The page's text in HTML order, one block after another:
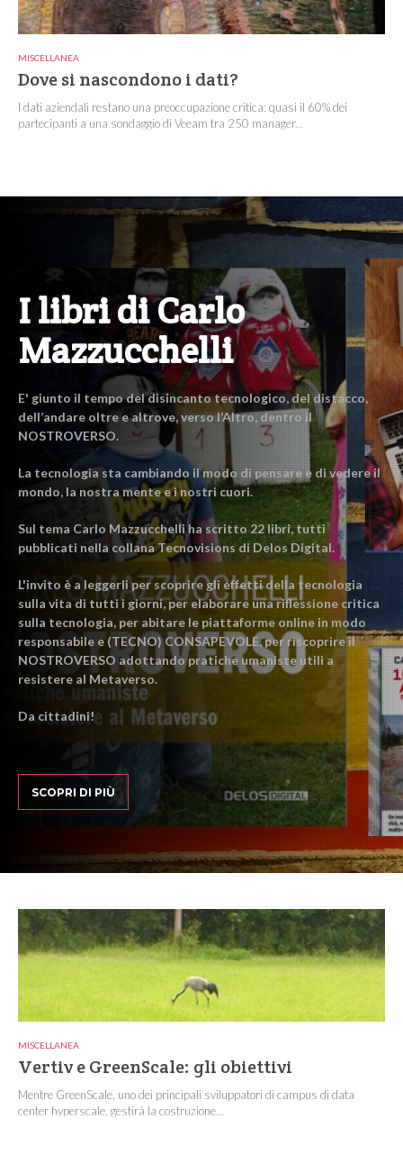
MISCELLANEA
Dove si nascondono i dati?
I dati aziendali restano una preoccupazione critica: quasi il 60% dei
partecipanti a una sondaggio di Veeam tra 250 manager...
I libri di Carlo
Mazzucchelli
E' giunto il tempo del disincanto tecnologico, del distacco,
dell’andare oltre e altrove, verso l’Altro, dentro il
NOSTROVERSO.
La tecnologia sta cambiando il modo di pensare e di vedere il
mondo, la nostra mente e i nostri cuori.
Sul tema Carlo Mazzucchelli ha scritto 22 libri, tutti
pubblicati nella collana Tecnovisions di Delos Digital.
L'invito è a leggerli per scoprire gli effetti della tecnologia
sulla vita di tutti i giorni, per elaborare una riflessione critica
sulla tecnologia, per abitare le piattaforme online in modo
responsabile e (TECNO) CONSAPEVOLE, per riscoprire il
NOSTROVERSO adottando pratiche umaniste utili a
resistere al Metaverso.
Da cittadini!
SCOPRI DI PIÙ
MISCELLANEA
Vertiv e GreenScale: gli obiettivi
Mentre GreenScale, uno dei principali sviluppatori di campus di data
center hyperscale, gestirà la costruzione...